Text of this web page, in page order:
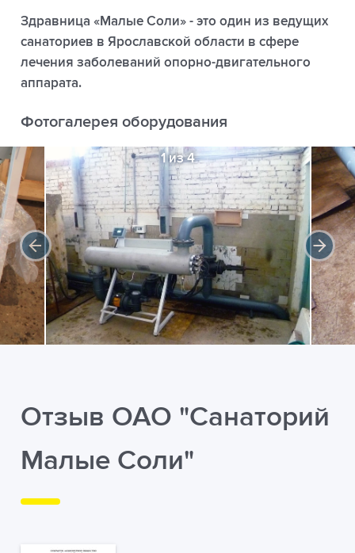
Здравница «Малые Соли» - это один из ведущих
санаториев в Ярославской области в сфере
лечения заболеваний опорно-двигательного
аппарата.
Фотогалерея оборудования
1 из 4
Отзыв ОАО "Санаторий
Малые Соли"